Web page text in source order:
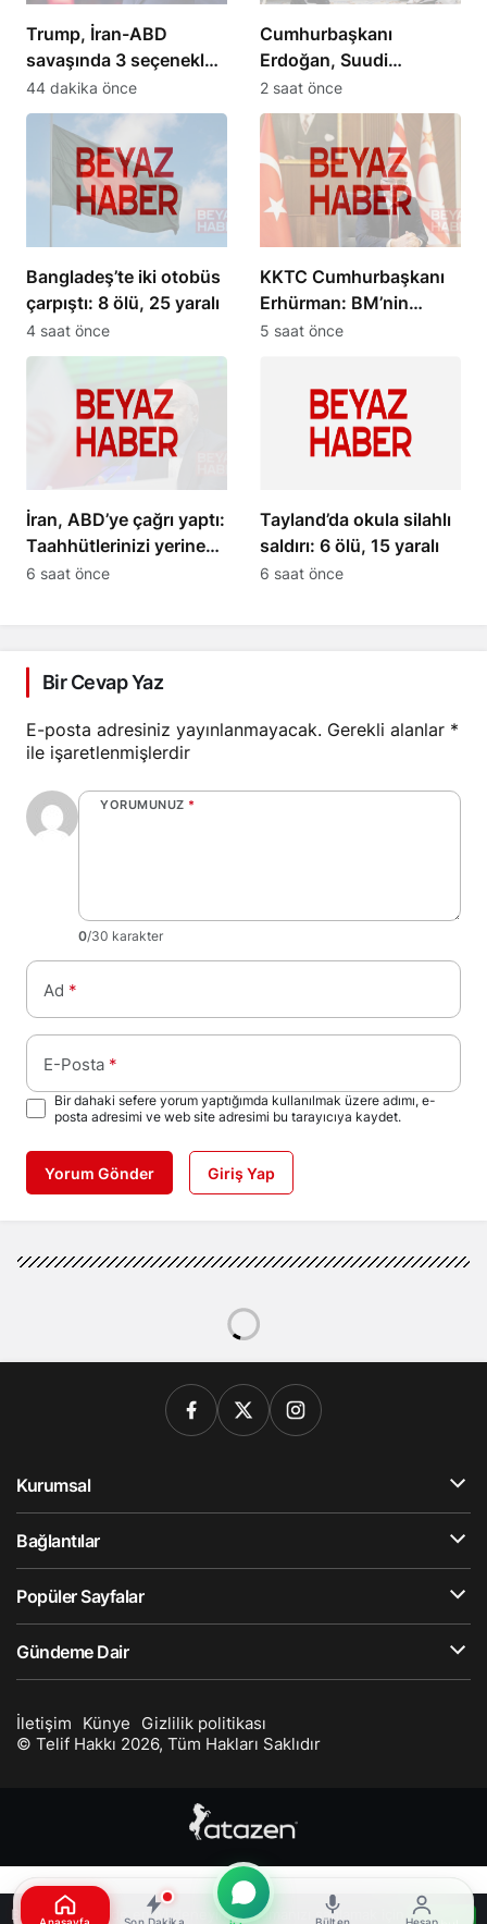
Trump, İran-ABD
savaşında 3 seçenekle
karşı karşıya
44 dakika önce
Cumhurbaşkanı
Erdoğan, Suudi
Arabistan Veliaht Prensi
ile görüştü
2 saat önce
Bangladeş’te iki otobüs
çarpıştı: 8 ölü, 25 yaralı
4 saat önce
KKTC Cumhurbaşkanı
Erhürman: BM’nin
mayın temizleme önerisi
5 saat önce
İran, ABD’ye çağrı yaptı:
Taahhütlerinizi yerine
getirin
6 saat önce
Tayland’da okula silahlı
saldırı: 6 ölü, 15 yaralı
6 saat önce
Bir Cevap Yaz
E-posta adresiniz yayınlanmayacak. Gerekli alanlar *
ile işaretlenmişlerdir
YORUMUNUZ *
0/30 karakter
Ad *
E-Posta *
Bir dahaki sefere yorum yaptığımda kullanılmak üzere adımı, e-
posta adresimi ve web site adresimi bu tarayıcıya kaydet.
Yorum Gönder Giriş Yap
Tahran’da alışveriş
Tahran’da alışveriş merkezinde
yangın: 8 kişi hayatını kaybetti
Tahran'da bir alışveriş merkezinde çıkan yangında 8
nedeni araştırılıyor.
Beyaz Haber
6 Mayıs 2026, 09:38yayınlandı
0dk, 15sn
Bu web sitesinde en iyi deneyimi yaşamanızı sağlamak için